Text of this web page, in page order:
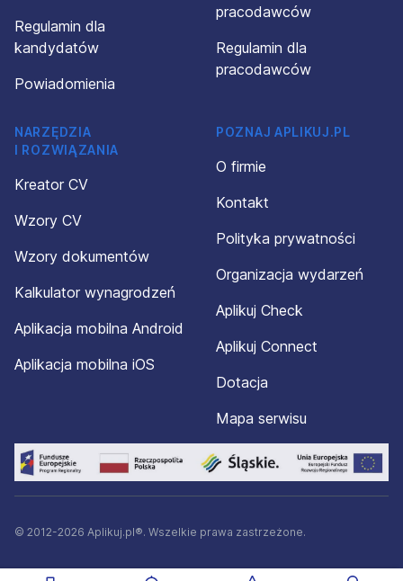
Regulamin dla
kandydatów
Powiadomienia
pracodawców
Regulamin dla
pracodawców
NARZĘDZIA
I ROZWIĄZANIA
Kreator CV
Wzory CV
Wzory dokumentów
Kalkulator wynagrodzeń
Aplikacja mobilna Android
Aplikacja mobilna iOS
POZNAJ APLIKUJ.PL
O firmie
Kontakt
Polityka prywatności
Organizacja wydarzeń
Aplikuj Check
Aplikuj Connect
Dotacja
Mapa serwisu
© 2012-2026 Aplikuj.pl®. Wszelkie prawa zastrzeżone.